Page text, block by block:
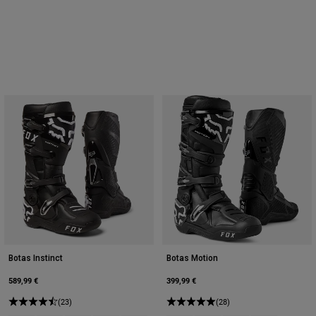
Botas Instinct
589,99 €
(23)
Botas Motion
399,99 €
(28)